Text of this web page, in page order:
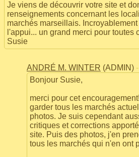
Je viens de découvrir votre site et
renseignements concernant les
marchés marseillais.
l'appui... un grand merci pour toutes
Susie
ANDRÉ M. WINTER (ADMIN)
Bonjour Susie,
merci pour cet
garder tous les marchés
photos. Je suis cependant
critiques et corrections
site. Puis des photos, j'en
tous les marchés qui n'en ont